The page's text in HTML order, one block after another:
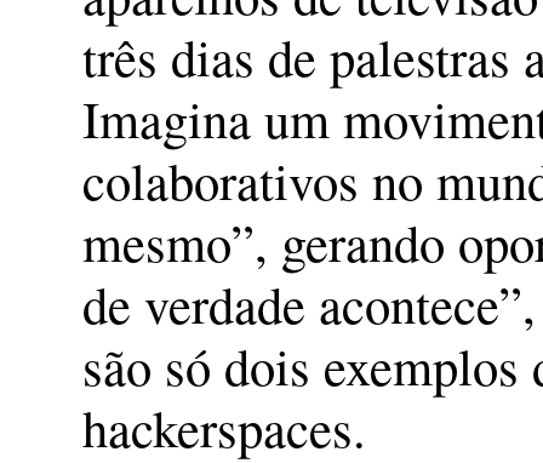
três dias de palestras
Imagina um
colaborativos no
mesmo”, gerando
de verdade
são só dois exemplos
hackerspaces.